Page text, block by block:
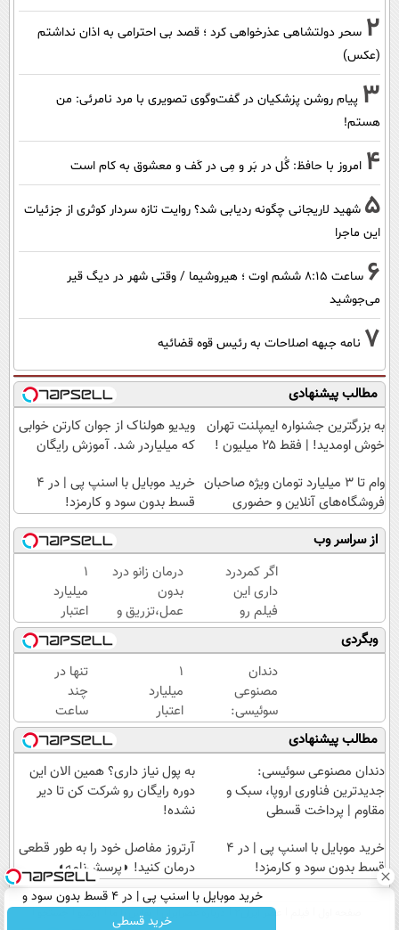
2 سحر دولتشاهی عذرخواهی کرد ؛ قصد بی احترامی به اذان نداشتم
(عکس)
3 پیام روشن پزشکیان در گفت‌و‌گوی تصویری با مرد نامرئی: من
هستم!
4 امروز با حافظ: گُل در بَر و مِی در کَف و معشوق به کام است
5 شهید لاریجانی چگونه ردیابی شد؟ روایت تازه سردار کوثری از جزئیات
این ماجرا
6
ساعت ۸:۱۵ ششم اوت ؛ هیروشیما / وقتی شهر در دیگ قیر
می‌جوشید
7 نامه جبهه اصلاحات به رئیس قوه قضائیه
مطالب پیشنهادی
به بزرگترین جشنواره ایمپلنت تهران
خوش اومدید! | فقط ۲۵ میلیون !
ویدیو هولناک از جوان کارتن خوابی
که میلیاردر شد. آموزش رایگان
وام تا ۳ میلیارد تومان ویژه صاحبان
فروشگاه‌های آنلاین و حضوری
خرید موبایل با اسنپ پی | در ۴
قسط بدون سود و کارمزد!
از سراسر وب
اگر کمردرد
داری این
فیلم رو
ببین!
◗پرسش‌نامه
رو پر کن◖
درمان زانو درد
بدون
عمل،تزریق و
دارو
(◂پرسش‌نامه)
۱
میلیارد
اعتبار
خرید
طلا |
بدون
ضامن
و چک
وبگردی
دندان
مصنوعی
سوئیسی:
جدیدترین
فناوری
اروپا،
سبک و
مقاوم |
قسطی
۱
میلیارد
اعتبار
خرید
طلا |
بدون
ضامن
و چک
تنها در
چند
ساعت
و با
یکبار
مراجعه
به
مطالب پیشنهادی
دندان مصنوعی سوئیسی:
جدیدترین فناوری اروپا، سبک و
مقاوم | پرداخت قسطی
به پول نیاز داری؟ همین الان این
دوره رایگان رو شرکت کن تا دیر
نشده!
خرید موبایل با اسنپ پی | در ۴
قسط بدون سود و کارمزد!
آرتروز مفاصل خود را به طور قطعی
درمان کنید! ◗پرسش‌نامه◖
خرید موبایل با اسنپ پی | در ۴ قسط بدون سود و
کارمزد!
خرید قسطی عصر ایران۲ درباره عصرایران تماس با ما